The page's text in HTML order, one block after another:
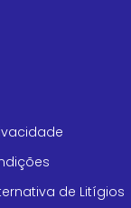
de Litígios